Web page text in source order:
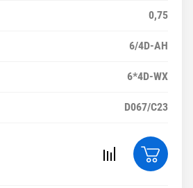
0,75
6/4D-AH
6*4D-WX
D067/C23